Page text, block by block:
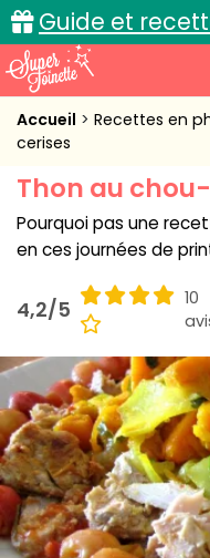
Guide et
Accueil
Cuisine pratique
L'actu cuisine
Accueil Recettes en
cerises
Thon au
Pourquoi pas une
en ces journées de
4,2/5
10